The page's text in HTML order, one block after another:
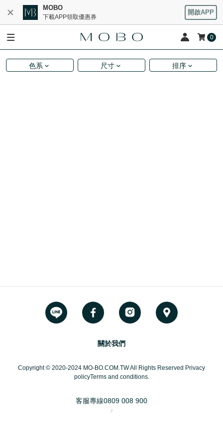
MOBO
下載APP領取優惠券
開啟APP
0
色系 尺寸 排序
關於我們
Copyright © 2020-2024 MO-BO.COM.TW All Rights Reserved Privacy
policyTerms and conditions.
客服專線0809 008 900
2